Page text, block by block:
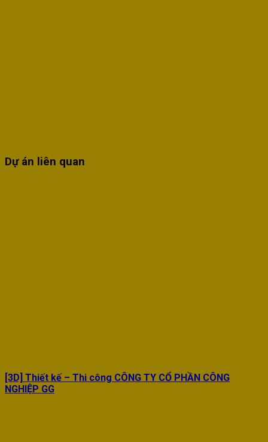
Dự án liên quan
[3D] Thiết kế – Thi công CÔNG TY CỔ PHẦN CÔNG
NGHIỆP GG